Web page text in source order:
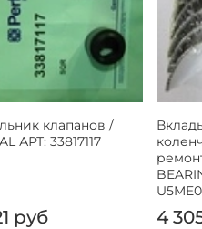
клапанов /
АРТ: 33817117
руб 4